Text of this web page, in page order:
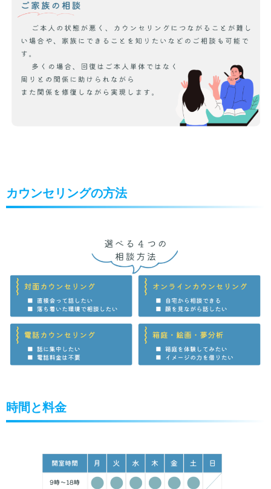
カウンセリングの方法
時間と料金